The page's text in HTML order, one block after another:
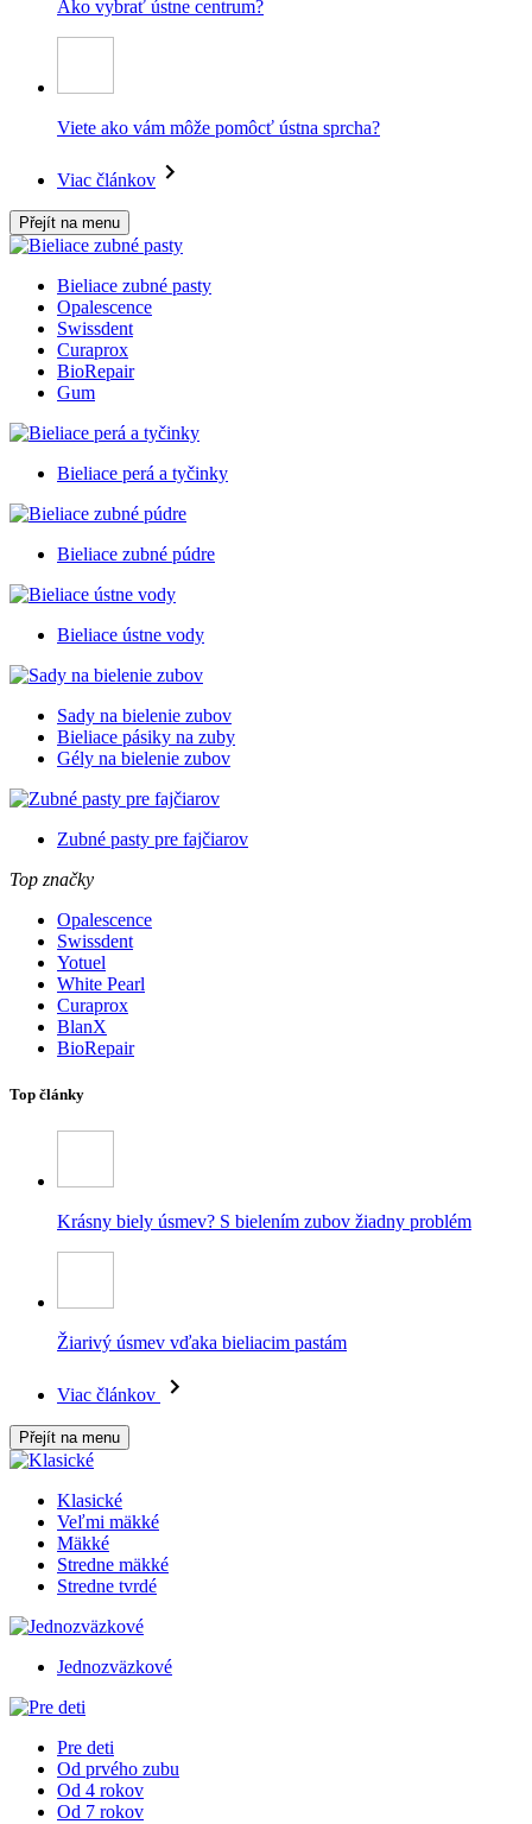
Ako vybrať ústne centrum?
Viete ako vám môže pomôcť ústna sprcha?
Viac článkov
Přejít na menu
Bieliace zubné pasty
Opalescence
Swissdent
Curaprox
BioRepair
Gum
Bieliace perá a tyčinky
Bieliace zubné púdre
Bieliace ústne vody
Sady na bielenie zubov
Bieliace pásiky na zuby
Gély na bielenie zubov
Zubné pasty pre fajčiarov
Top značky
Opalescence
Swissdent
Yotuel
White Pearl
Curaprox
BlanX
BioRepair
Top články
Krásny biely úsmev? S bielením zubov žiadny problém
Žiarivý úsmev vďaka bieliacim pastám
Viac článkov
Přejít na menu
Klasické
Veľmi mäkké
Mäkké
Stredne mäkké
Stredne tvrdé
Jednozväzkové
Pre deti
Od prvého zubu
Od 4 rokov
Od 7 rokov